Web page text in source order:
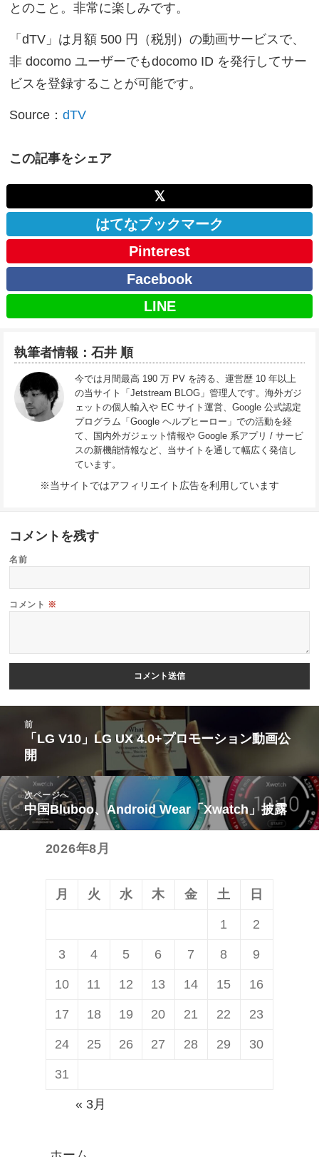
とのこと。非常に楽しみです。
「dTV」は月額 500 円（税別）の動画サービスで、
非 docomo ユーザーでもdocomo ID を発行してサー
ビスを登録することが可能です。
Source：dTV
この記事をシェア
𝕏
はてなブックマーク
Pinterest
Facebook
LINE
執筆者情報：石井 順
今では月間最高 190 万 PV を誇る、運営歴 10 年以上
の当サイト「Jetstream BLOG」管理人です。海外ガジ
ェットの個人輸入や EC サイト運営、Google 公式認定
プログラム「Google ヘルプヒーロー」での活動を経
て、国内外ガジェット情報や Google 系アプリ / サービ
スの新機能情報など、当サイトを通して幅広く発信し
ています。
※当サイトではアフィリエイト広告を利用しています
コメントを残す
名前
コメント ※
ビ
ゲ
ー
前
前
の
投
稿:
「LG V10」LG UX 4.0+プロモーション動画公
開
次ページへ
次
の
中国Bluboo、Android Wear「Xwatch」披露
2026年8月
月 火 水 木 金 土 日
1 2
3 4 5 6 7 8 9
10 11 12 13 14 15 16
17 18 19 20 21 22 23
24 25 26 27 28 29 30
31
« 3月